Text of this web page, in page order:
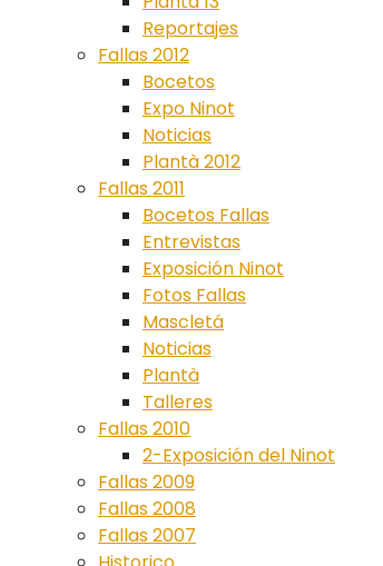
Reportajes
Fallas 2012
Bocetos
Expo Ninot
Noticias
Plantà 2012
Fallas 2011
Bocetos Fallas
Entrevistas
Exposición Ninot
Fotos Fallas
Mascletá
Noticias
Plantà
Talleres
Fallas 2010
2-Exposición del Ninot
Fallas 2009
Fallas 2008
Fallas 2007